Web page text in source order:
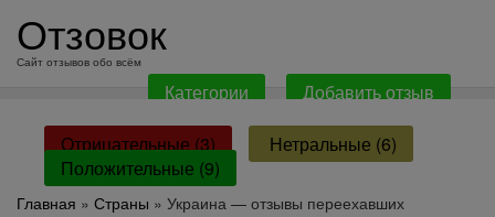
содержанию
Отзовок
Сайт отзывов обо всём
Категории Добавить отзыв
Отрицательные (3)
Нетральные (6)
Положительные (9)
Главная » Страны » Украина — отзывы переехавших